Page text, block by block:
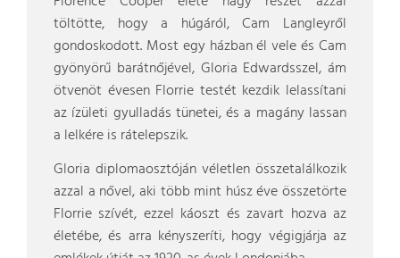
töltötte, hogy a húgáról, Cam Langleyről
gondoskodott. Most egy házban él vele és Cam
gyönyörű barátnőjével, Gloria Edwardsszel, ám
ötvenöt évesen Florrie testét kezdik lelassítani
az ízületi gyulladás tünetei, és a magány lassan
a lelkére is rátelepszik.
Gloria diplomaosztóján véletlen összetalálkozik
azzal a nővel, aki több mint húsz éve összetörte
Florrie szívét, ezzel káoszt és zavart hozva az
életébe, és arra kényszeríti, hogy végigjárja az